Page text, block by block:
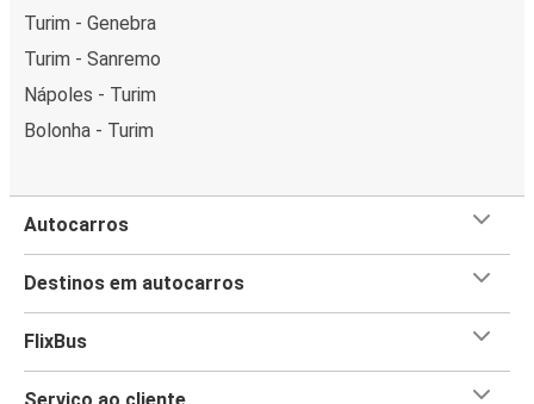
Turim - Genebra
Turim - Sanremo
Nápoles - Turim
Bolonha - Turim
Autocarros
Destinos em autocarros
FlixBus
Serviço ao cliente